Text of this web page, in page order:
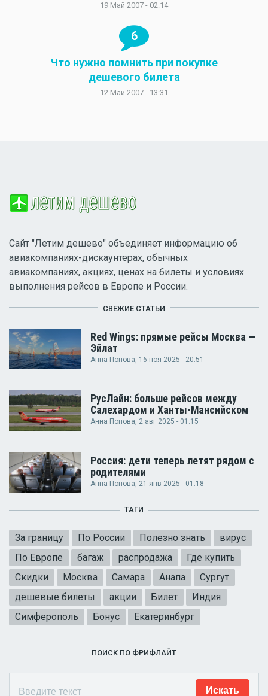
19 Май 2007 - 02:14
6
Что нужно помнить при покупке
дешевого билета
12 Май 2007 - 13:31
Сайт "Летим дешево" объединяет информацию об
авиакомпаниях-дискаунтерах, обычных
авиакомпаниях, акциях, ценах на билеты и условиях
выполнения рейсов в Европе и России.
СВЕЖИЕ СТАТЬИ
Red Wings: прямые рейсы Москва —
Эйлат
Анна Попова , 16 ноя 2025 - 20:51
РусЛайн: больше рейсов между
Салехардом и Ханты-Мансийском
Анна Попова, 2 авг 2025 - 01:15
Россия: дети теперь летят рядом с
родителями
Анна Попова , 21 янв 2025 - 01:18
ТАГИ
За границу По России Полезно знать
вирус
По Европе
багаж распродажа
Где купить
Скидки
Москва Самара Анапа
Сургут
дешевые билеты
акции Билет
Индия
Симферополь
Бонус Екатеринбург
ПОИСК ПО ФРИФЛАЙТ